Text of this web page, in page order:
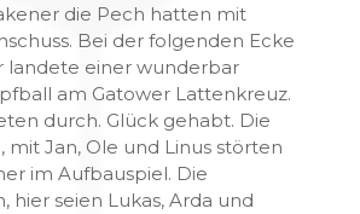
die Pech hatten mit
Bei der folgenden Ecke
landete einer wunderbar
am Gatower Lattenkreuz.
durch. Glück gehabt. Die
mit Jan, Ole und Linus störten
im Aufbauspiel. Die
hier seien Lukas, Arda und